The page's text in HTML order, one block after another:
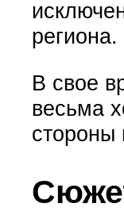
региона.
В свое
весьма
стороны